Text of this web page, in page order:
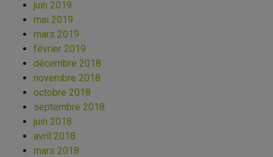
juin 2019
mai 2019
mars 2019
février 2019
décembre 2018
novembre 2018
octobre 2018
septembre 2018
juin 2018
avril 2018
mars 2018